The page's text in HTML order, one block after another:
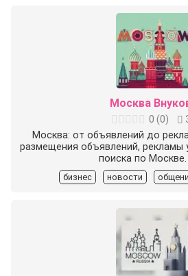
Москва
0 (0)
Москва: от объявлений до
размещения объявлений, рекламы
поиска по
бизнес новости